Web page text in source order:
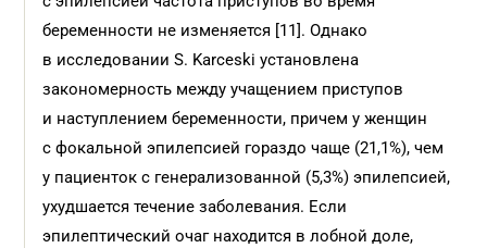
беременности не изменяется [11]. Однако
в исследовании S. Karceski установлена
закономерность между учащением приступов
и наступлением беременности, причем у женщин
с фокальной эпилепсией гораздо чаще (21,1%), чем
у пациенток с генерализованной (5,3%) эпилепсией,
ухудшается течение заболевания. Если
эпилептический очаг находится в лобной доле,